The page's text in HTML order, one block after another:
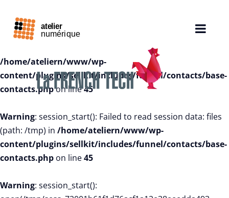
Warning: session_start():
open(/tmp/sess_72001b61f1d76acf1a12e38eeedda493,
O_RDWR) failed: Permission denied (13) in
/home/ateliern/www/wp-
content/plugins/sellkit/includes/funnel/contacts/base-
contacts.phpon line45
Warning: session_start(): Failed to read session data: files
(path: /tmp) in /home/ateliern/www/wp-
content/plugins/sellkit/includes/funnel/contacts/base-
contacts.php on line45
Warning: session_start():